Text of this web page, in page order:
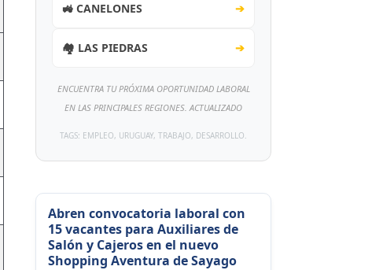
🚜 CANELONES ➔
🏘️ LAS PIEDRAS ➔
ENCUENTRA TU PRÓXIMA OPORTUNIDAD LABORAL
EN LAS PRINCIPALES REGIONES. ACTUALIZADO
TAGS: EMPLEO, URUGUAY, TRABAJO, DESARROLLO.
Abren convocatoria laboral con
15 vacantes para Auxiliares de
Salón y Cajeros en el nuevo
Shopping Aventura de Sayago